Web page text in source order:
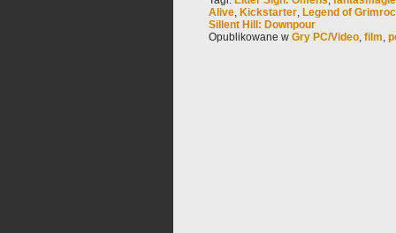
Alive, Kickstarter, Legend of
Sillent Hill: Downpour
Opublikowane w Gry PC/Video, film,